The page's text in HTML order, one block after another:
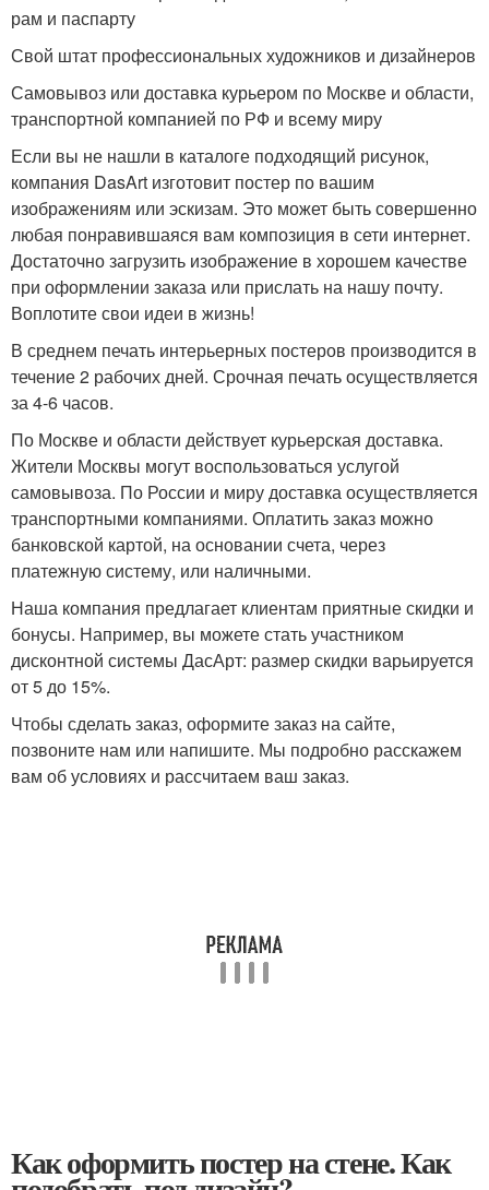
рам и паспарту
Свой штат профессиональных художников и дизайнеров
Самовывоз или доставка курьером по Москве и области,
транспортной компанией по РФ и всему миру
Если вы не нашли в каталоге подходящий рисунок,
компания DasArt изготовит постер по вашим
изображениям или эскизам. Это может быть совершенно
любая понравившаяся вам композиция в сети интернет.
Достаточно загрузить изображение в хорошем качестве
при оформлении заказа или прислать на нашу почту.
Воплотите свои идеи в жизнь!
В среднем печать интерьерных постеров производится в
течение 2 рабочих дней. Срочная печать осуществляется
за 4-6 часов.
По Москве и области действует курьерская доставка.
Жители Москвы могут воспользоваться услугой
самовывоза. По России и миру доставка осуществляется
транспортными компаниями. Оплатить заказ можно
банковской картой, на основании счета, через
платежную систему, или наличными.
Наша компания предлагает клиентам приятные скидки и
бонусы. Например, вы можете стать участником
дисконтной системы ДасАрт: размер скидки варьируется
от 5 до 15%.
Чтобы сделать заказ, оформите заказ на сайте,
позвоните нам или напишите. Мы подробно расскажем
вам об условиях и рассчитаем ваш заказ.
Как оформить постер на стене. Как